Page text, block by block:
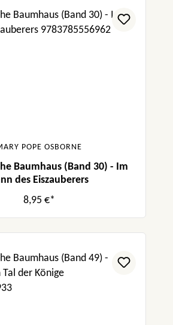
POPE OSBORNE
Baumhaus (Band 30) - Im
des Eiszauberers
8,95 €*